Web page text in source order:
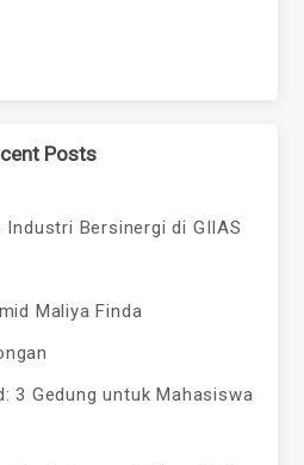
Posts
Bersinergi di GIIAS
Maliya Finda
3 Gedung untuk Mahasiswa